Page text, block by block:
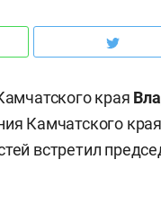
края
Камчатского края
встретил